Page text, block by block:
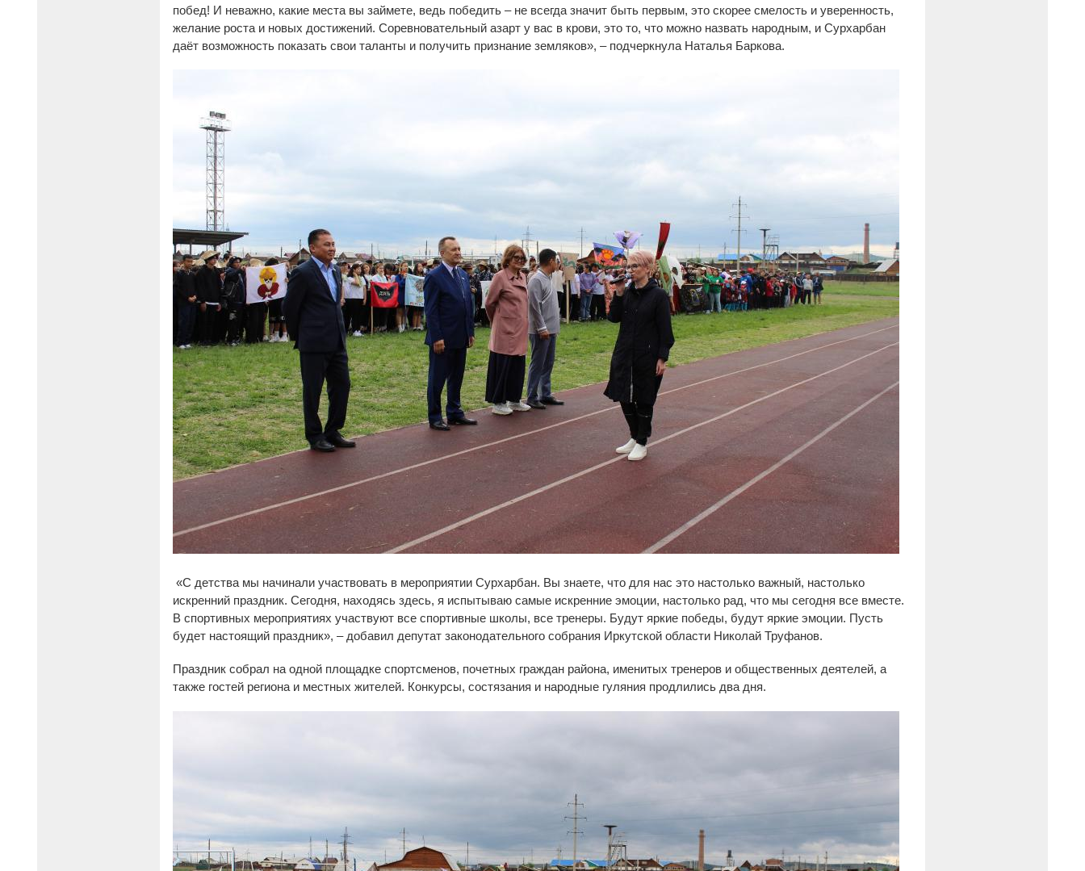
побед! И неважно, какие места вы займете, ведь победить – не всегда значит быть первым, это скорее смелость и уверенность,
желание роста и новых достижений. Соревновательный азарт у вас в крови, это то, что можно назвать народным, и Сурхарбан
даёт возможность показать свои таланты и получить признание земляков», – подчеркнула Наталья Баркова.
«С детства мы начинали участвовать в мероприятии Сурхарбан. Вы знаете, что для нас это настолько важный, настолько
искренний праздник. Сегодня, находясь здесь, я испытываю самые искренние эмоции, настолько рад, что мы сегодня все вместе.
В спортивных мероприятиях участвуют все спортивные школы, все тренеры. Будут яркие победы, будут яркие эмоции. Пусть
будет настоящий праздник», – добавил депутат законодательного собрания Иркутской области Николай Труфанов.
Праздник собрал на одной площадке спортсменов, почетных граждан района, именитых тренеров и общественных деятелей, а
также гостей региона и местных жителей. Конкурсы, состязания и народные гуляния продлились два дня.